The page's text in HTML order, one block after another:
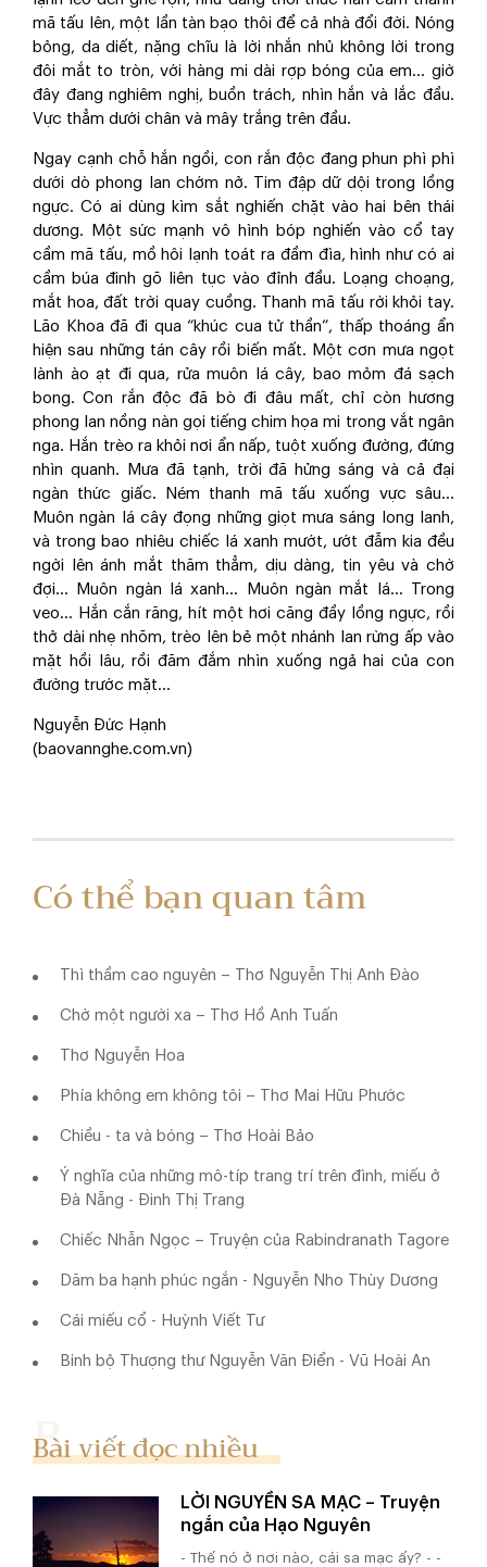
mã tấu lên, một lần tàn bạo thôi để cả nhà đổi đời. Nóng
bỏng, da diết, nặng chĩu là lời nhắn nhủ không lời trong
đôi mắt to tròn, với hàng mi dài rợp bóng của em… giờ
đây đang nghiêm nghị, buồn trách, nhìn hắn và lắc đầu.
Vực thẳm dưới chân và mây trắng trên đầu.
Ngay cạnh chỗ hắn ngồi, con rắn độc đang phun phì phì
dưới dò phong lan chớm nở. Tim đập dữ dội trong lồng
ngực. Có ai dùng kìm sắt nghiến chặt vào hai bên thái
dương. Một sức mạnh vô hình bóp nghiến vào cổ tay
cầm mã tấu, mồ hôi lạnh toát ra đầm đìa, hình như có ai
cầm búa đinh gõ liên tục vào đỉnh đầu. Loạng choạng,
mắt hoa, đất trời quay cuồng. Thanh mã tấu rời khỏi tay.
Lão Khoa đã đi qua “khúc cua tử thần”, thấp thoáng ẩn
hiện sau những tán cây rồi biến mất. Một cơn mưa ngọt
lành ào ạt đi qua, rửa muôn lá cây, bao mỏm đá sạch
bong. Con rắn độc đã bò đi đâu mất, chỉ còn hương
phong lan nồng nàn gọi tiếng chim họa mi trong vắt ngân
nga. Hắn trèo ra khỏi nơi ẩn nấp, tuột xuống đường, đứng
nhìn quanh. Mưa đã tạnh, trời đã hửng sáng và cả đại
ngàn thức giấc. Ném thanh mã tấu xuống vực sâu…
Muôn ngàn lá cây đọng những giọt mưa sáng long lanh,
và trong bao nhiêu chiếc lá xanh mướt, ướt đẫm kia đều
ngời lên ánh mắt thăm thẳm, dịu dàng, tin yêu và chờ
đợi… Muôn ngàn lá xanh… Muôn ngàn mắt lá… Trong
veo… Hắn cắn răng, hít một hơi căng đầy lồng ngực, rồi
thở dài nhẹ nhõm, trèo lên bẻ một nhánh lan rừng ấp vào
mặt hồi lâu, rồi đăm đắm nhìn xuống ngả hai của con
đường trước mặt…
Nguyễn Đức Hạnh
(baovannghe.com.vn)
Có thể bạn quan tâm
Thì thầm cao nguyên – Thơ Nguyễn Thị Anh Đào
Chờ một người xa – Thơ Hồ Anh Tuấn
Thơ Nguyễn Hoa
Phía không em không tôi – Thơ Mai Hữu Phước
Chiều - ta và bóng – Thơ Hoài Bảo
Ý nghĩa của những mô-típ trang trí trên đình, miếu ở
Đà Nẵng - Đinh Thị Trang
Chiếc Nhẫn Ngọc – Truyện của Rabindranath Tagore
Dăm ba hạnh phúc ngắn - Nguyễn Nho Thùy Dương
Cái miếu cổ - Huỳnh Viết Tư
Binh bộ Thượng thư Nguyễn Văn Điển - Vũ Hoài An
Bài viết đọc nhiều
LỜI NGUYỀN SA MẠC – Truyện
ngắn của Hạo Nguyên
- Thế nó ở nơi nào, cái sa mạc ấy? - -